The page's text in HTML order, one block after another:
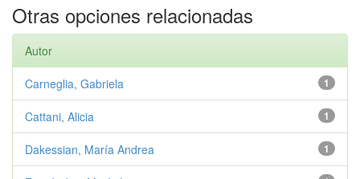
Otras opciones relacionadas
Autor
1
Carneglia, Gabriela
1
Cattani, Alicia
1
Dakessian, María Andrea